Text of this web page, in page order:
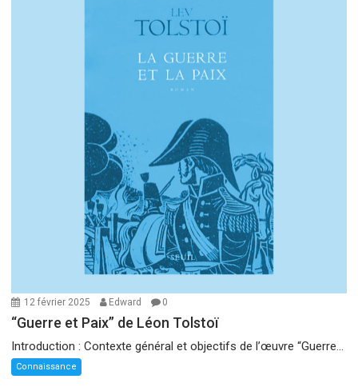
12 février 2025 Edward 0
“Guerre et Paix” de Léon Tolstoï
Introduction : Contexte général et objectifs de l’œuvre “Guerre...
Connaissance